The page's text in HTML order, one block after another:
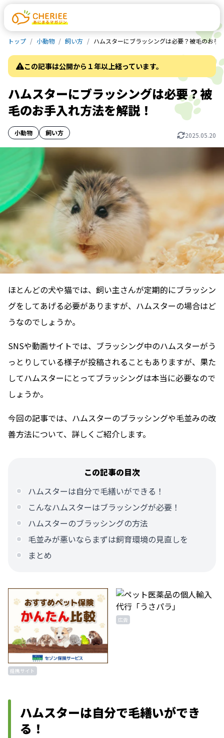
トップ 小動物 飼い方 ハムスターにブラッシングは必要？被毛のお手
この記事は公開から１年以上経っています。
ハムスターにブラッシングは必要？被
毛のお手入れ方法を解説！
小動物 飼い方 2025.05.20
ほとんどの犬や猫では、飼い主さんが定期的にブラッシン
グをしてあげる必要がありますが、ハムスターの場合はど
うなのでしょうか。
SNSや動画サイトでは、ブラッシング中のハムスターがう
っとりしている様子が投稿されることもありますが、果た
してハムスターにとってブラッシングは本当に必要なので
しょうか。
今回の記事では、ハムスターのブラッシングや毛並みの改
善方法について、詳しくご紹介します。
この記事の目次
ハムスターは自分で毛繕いができる！
こんなハムスターはブラッシングが必要！
ハムスターのブラッシングの方法
毛並みが悪いならまずは飼育環境の見直しを
まとめ
提携サイト
広告
ハムスターは自分で毛繕いができ
る！